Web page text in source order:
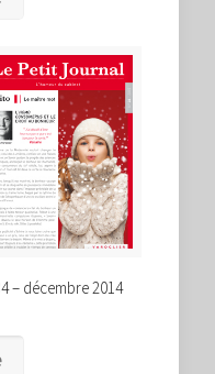
– décembre 2014